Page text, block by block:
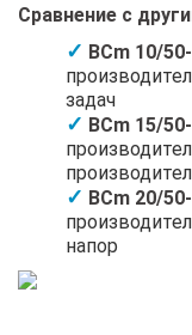
Сравнение с
BCm 10/
задач
BCm 15/
BCm 20/
напор